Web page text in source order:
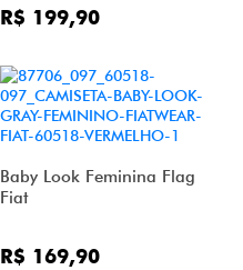
R$ 199,90
Baby Look Feminina Flag
Fiat
R$ 169,90